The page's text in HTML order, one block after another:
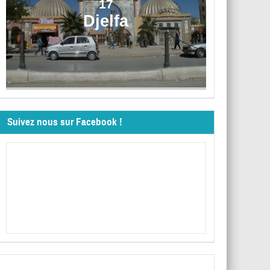
17
Djelfa
Suivez nous sur Facebook !